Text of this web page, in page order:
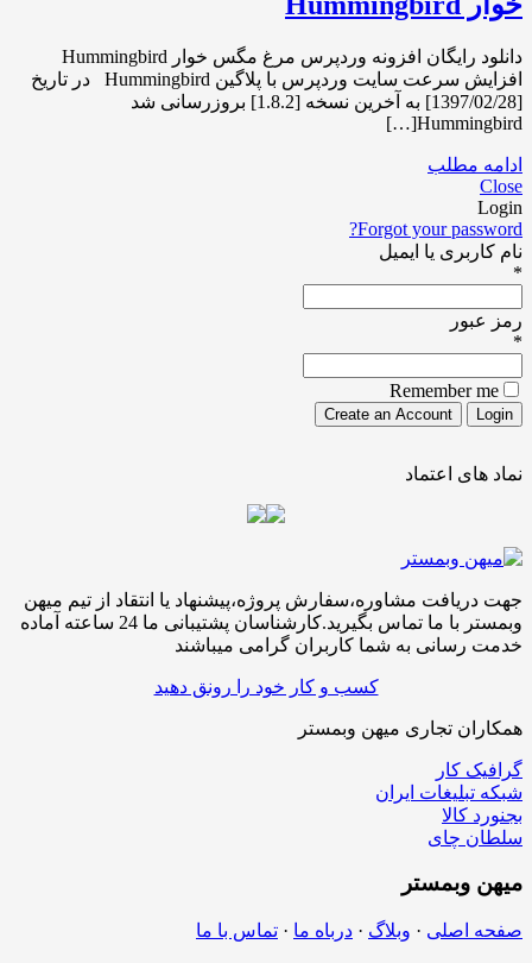
دانلود رایگان افزونه وردپرس مرغ مگس خوار Hummingbird
افزایش سرعت سایت وردپرس با پلاگین Hummingbird در تاریخ
[1397/02/28] به آخرین نسخه [1.8.2] بروزرسانی شد
Hummingbird[…]
ادامه مطلب
Close
Login
Forgot your password?
نام کاربری یا ایمیل
*
رمز عبور
*
Remember me
نماد های اعتماد
جهت دریافت مشاوره،سفارش پروژه،پیشنهاد یا انتقاد از تیم میهن
وبمستر با ما تماس بگیرید.کارشناسان پشتیبانی ما 24 ساعته آماده
خدمت رسانی به شما کاربران گرامی میباشند
کسب و کار خود را رونق دهید
همکاران تجاری میهن وبمستر
گرافیک کار
شبکه تبلیغات ایران
بجنورد کالا
سلطان چای
میهن وبمستر
صفحه اصلی · وبلاگ · درباه ما · تماس با ما